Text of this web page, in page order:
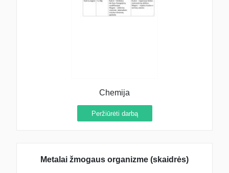
Chemija
Peržiūrėti darbą
Metalai žmogaus organizme (skaidrės)